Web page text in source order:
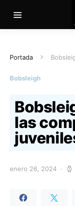
Portada
Bobsleigh
las
enero 26, 2024